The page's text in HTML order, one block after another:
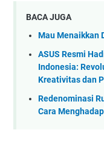
BACA JUGA
Mau Menaikkan
ASUS Resmi
Indonesia:
Kreativitas dan
Redenominasi
Cara